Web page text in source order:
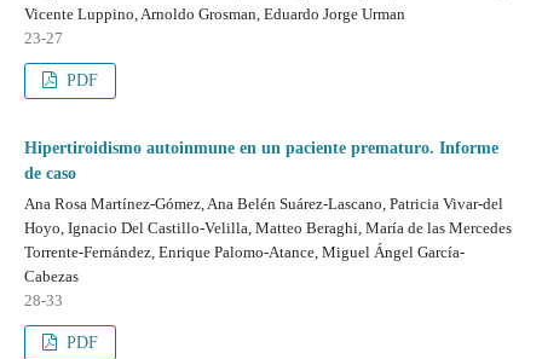
Vicente Luppino, Arnoldo Grosman, Eduardo Jorge Urman
23-27
PDF
Hipertiroidismo autoinmune en un paciente prematuro. Informe
de caso
Ana Rosa Martínez-Gómez, Ana Belén Suárez-Lascano, Patricia Vivar-del
Hoyo, Ignacio Del Castillo-Velilla, Matteo Beraghi, María de las Mercedes
Torrente-Fernández, Enrique Palomo-Atance, Miguel Ángel García-
Cabezas
28-33
PDF